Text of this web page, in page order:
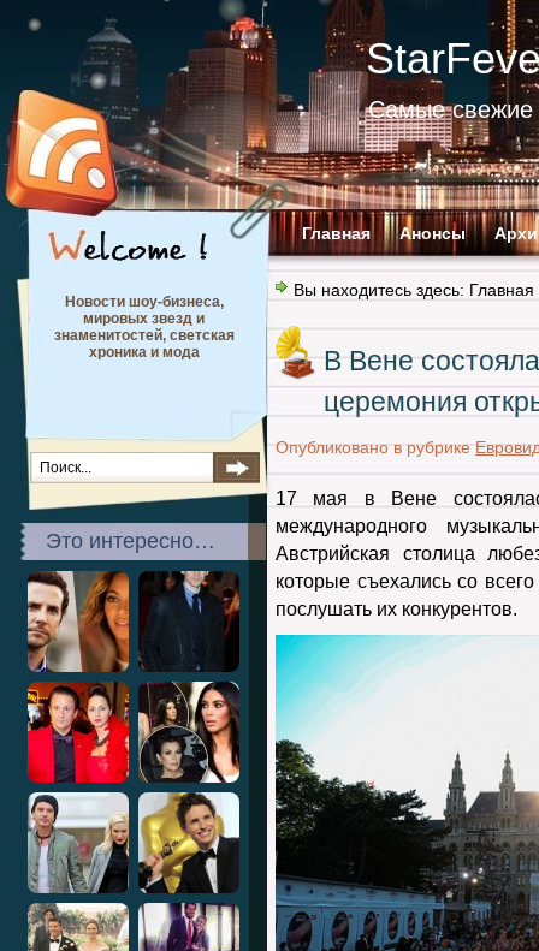
Самые свежие
Главная Анонсы
Новости шоу-бизнеса,
мировых звезд и
знаменитостей, светская
хроника и мода
Это интересно…
Вы находитесь здесь: Главная
В Вене
церемония
Опубликовано в рубрике
17 мая в Вене
международного
Австрийская столица
которые съехались со
послушать их конкурентов.